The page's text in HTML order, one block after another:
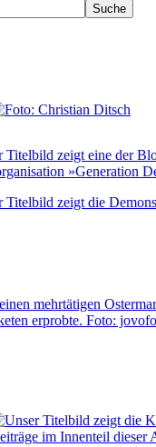
Suche